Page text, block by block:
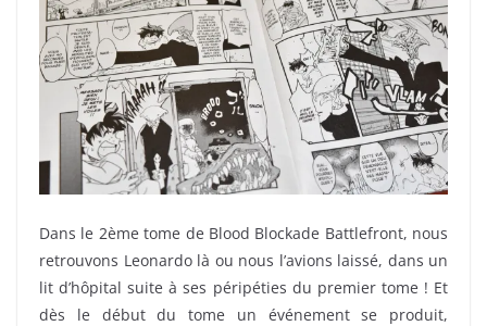
Dans le 2ème tome de Blood Blockade Battlefront, nous
retrouvons Leonardo là ou nous l’avions laissé, dans un
lit d’hôpital suite à ses péripéties du premier tome ! Et
dès le début du tome un événement se produit,